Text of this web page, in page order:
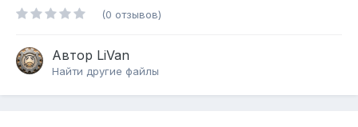
(0 отзывов)
Автор LiVan
Найти другие файлы